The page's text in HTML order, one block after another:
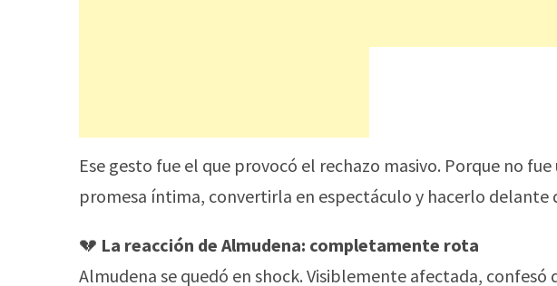
Ese gesto fue el que provocó el rechazo masivo. Porque no
promesa íntima, convertirla en espectáculo y hacerlo delante
💔 La reacción de Almudena: completamente rota
Almudena se quedó en shock. Visiblemente afectada,